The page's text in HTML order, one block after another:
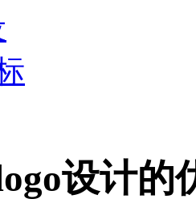
设计的